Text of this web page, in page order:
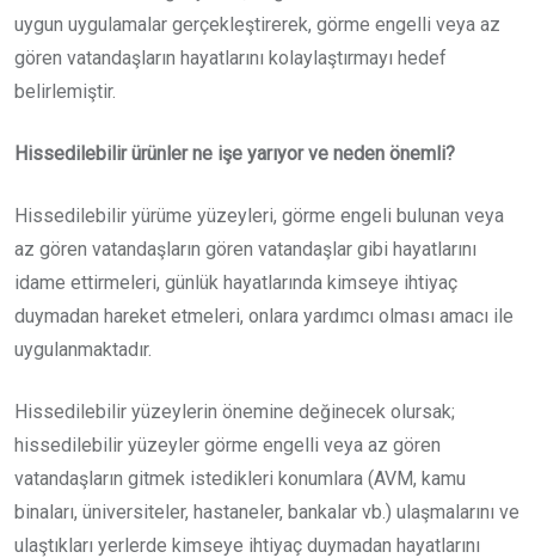
uygun uygulamalar gerçekleştirerek, görme engelli veya az
gören vatandaşların hayatlarını kolaylaştırmayı hedef
belirlemiştir.
Hissedilebilir ürünler ne işe yarıyor ve neden önemli?
Hissedilebilir yürüme yüzeyleri, görme engeli bulunan veya
az gören vatandaşların gören vatandaşlar gibi hayatlarını
idame ettirmeleri, günlük hayatlarında kimseye ihtiyaç
duymadan hareket etmeleri, onlara yardımcı olması amacı ile
uygulanmaktadır.
Hissedilebilir yüzeylerin önemine değinecek olursak;
hissedilebilir yüzeyler görme engelli veya az gören
vatandaşların gitmek istedikleri konumlara (AVM, kamu
binaları, üniversiteler, hastaneler, bankalar vb.) ulaşmalarını ve
ulaştıkları yerlerde kimseye ihtiyaç duymadan hayatlarını